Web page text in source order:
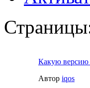
Какую версию
Автор iqos